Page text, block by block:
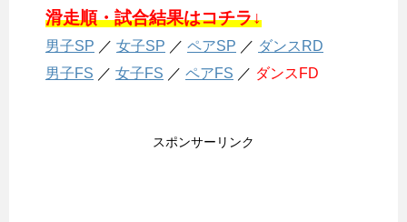
滑走順・試合結果はコチラ↓
男子SP ／ 女子SP ／ ペアSP ／ ダンスRD
男子FS ／ 女子FS ／ ペアFS ／ ダンスFD
スポンサーリンク